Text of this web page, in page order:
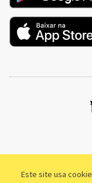
Este site usa